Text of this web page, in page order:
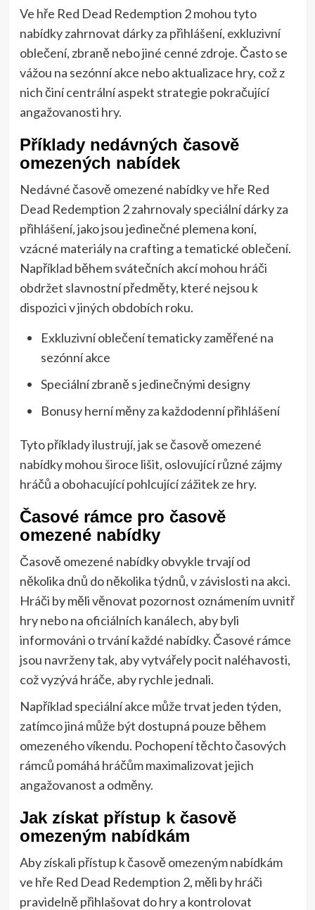
Ve hře Red Dead Redemption 2 mohou tyto
nabídky zahrnovat dárky za přihlášení, exkluzivní
oblečení, zbraně nebo jiné cenné zdroje. Často se
vážou na sezónní akce nebo aktualizace hry, což z
nich činí centrální aspekt strategie pokračující
angažovanosti hry.
Příklady nedávných časově
omezených nabídek
Nedávné časově omezené nabídky ve hře Red
Dead Redemption 2 zahrnovaly speciální dárky za
přihlášení, jako jsou jedinečné plemena koní,
vzácné materiály na crafting a tematické oblečení.
Například během svátečních akcí mohou hráči
obdržet slavnostní předměty, které nejsou k
dispozici v jiných obdobích roku.
Exkluzivní oblečení tematicky zaměřené na
sezónní akce
Speciální zbraně s jedinečnými designy
Bonusy herní měny za každodenní přihlášení
Tyto příklady ilustrují, jak se časově omezené
nabídky mohou široce lišit, oslovující různé zájmy
hráčů a obohacující pohlcující zážitek ze hry.
Časové rámce pro časově
omezené nabídky
Časově omezené nabídky obvykle trvají od
několika dnů do několika týdnů, v závislosti na akci.
Hráči by měli věnovat pozornost oznámením uvnitř
hry nebo na oficiálních kanálech, aby byli
informováni o trvání každé nabídky. Časové rámce
jsou navrženy tak, aby vytvářely pocit naléhavosti,
což vyzývá hráče, aby rychle jednali.
Například speciální akce může trvat jeden týden,
zatímco jiná může být dostupná pouze během
omezeného víkendu. Pochopení těchto časových
rámců pomáhá hráčům maximalizovat jejich
angažovanost a odměny.
Jak získat přístup k časově
omezeným nabídkám
Aby získali přístup k časově omezeným nabídkám
ve hře Red Dead Redemption 2, měli by hráči
pravidelně přihlašovat do hry a kontrolovat